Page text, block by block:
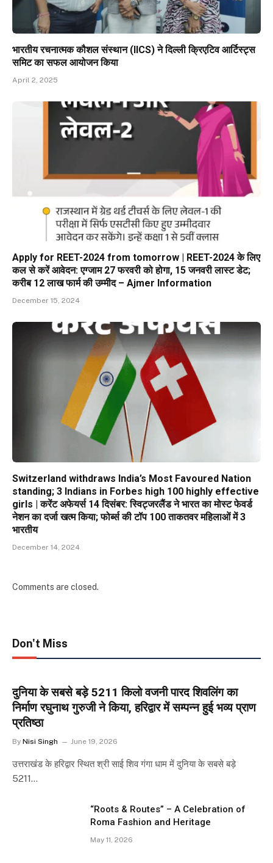
भारतीय रचनात्मक कौशल संस्थान (IICS) ने दिल्ली क्रिएटिव आर्टिस्ट्स
समिट का सफल आयोजन किया
April 2, 2025
Apply for REET-2024 from tomorrow | REET-2024 के लिए
कल से करें आवेदन: एग्जाम 27 फरवरी को होगा, 15 जनवरी लास्ट डेट;
करीब 12 लाख फार्म की उम्मीद – Ajmer Information
December 15, 2024
Switzerland withdraws India’s Most Favoured Nation
standing; 3 Indians in Forbes high 100 highly effective
girls | करेंट अफेयर्स 14 दिसंबर: स्विट्जरलैंड ने भारत का मोस्ट फेवर्ड
नेशन का दर्जा खत्म किया; फोर्ब्स की टॉप 100 ताकतवर महिलाओं में 3
भारतीय
December 14, 2024
Comments are closed.
Don't Miss
दुनिया के सबसे बड़े 5211 किलो वजनी पारद शिवलिंग का
निर्माण रघुनाथ गुरुजी ने किया, हरिद्वार में सम्पन्न हुई भव्य प्राण
प्रतिष्ठा
By Nisi Singh June 19, 2026
उत्तराखंड के हरिद्वार स्थित श्री साई शिव गंगा धाम में दुनिया के सबसे बड़े
5211…
“Roots & Routes” – A Celebration of
Roma Fashion and Heritage
May 11, 2026